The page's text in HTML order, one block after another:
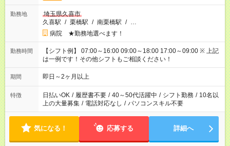
勤務地
埼玉県久喜市
久喜駅 / 栗橋駅 / 南栗橋駅 / …
病院 ★勤務地選べます！
勤務時間
【シフト例】 07:00～16:00 09:00～18:00 17:00～09:00 ※ 上記
は一例です！その他シフトもご相談ください！
期間 即日～2ヶ月以上
特徴 日払いOK / 履歴書不要 / 40～50代活躍中 / シフト勤務 / 10名以
上の大量募集 / 電話対応なし / パソコンスキル不要
気になる！ 応募する 詳細へ